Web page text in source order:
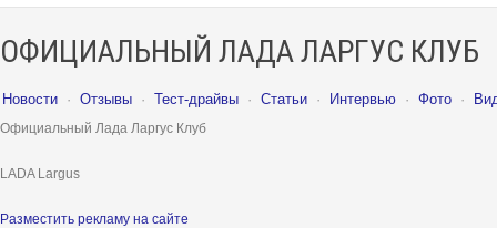
ОФИЦИАЛЬНЫЙ ЛАДА ЛАРГУС КЛУБ
Новости · Отзывы · Тест-драйвы · Статьи · Интервью · Фото ·
Официальный Лада Ларгус Клуб
LADA Largus
Разместить рекламу на сайте